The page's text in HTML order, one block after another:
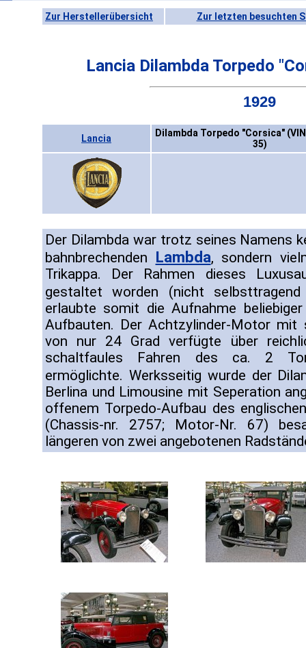
Zur Herstellerübersicht Zur letzten besuchten
Lancia Dilambda Torpedo
1929
Lancia
Dilambda Torpedo "Corsica"
35)
Der Dilambda war trotz seines Namens
bahnbrechenden Lambda, sondern
Trikappa. Der Rahmen dieses
gestaltet worden (nicht
erlaubte somit die Aufnahme
Aufbauten. Der Achtzylinder-Motor mit
von nur 24 Grad verfügte über
schaltfaules Fahren des ca. 2
ermöglichte. Werksseitig wurde der
Berlina und Limousine mit Seperation
offenem Torpedo-Aufbau des
(Chassis-nr. 2757; Motor-Nr. 67)
längeren von zwei angebotenen